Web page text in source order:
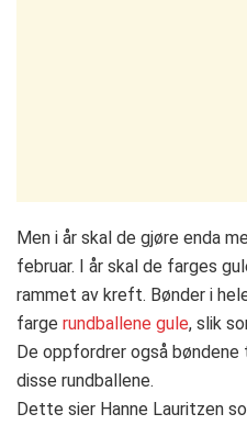
Men i år skal de gjøre enda
februar. I år skal de farges
rammet av kreft. Bønder i
farge rundballene gule, slik
De oppfordrer også
disse rundballene.
Dette sier Hanne Lauritzen